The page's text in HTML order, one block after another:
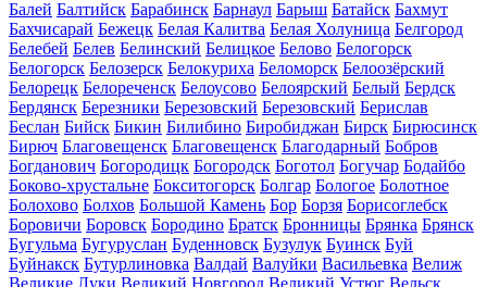
Балей Балтийск Барабинск Барнаул Барыш Батайск Бахмут
Бахчисарай Бежецк Белая Калитва Белая Холуница Белгород
Белебей Белев Белинский Белицкое Белово Белогорск
Белогорск Белозерск Белокуриха Беломорск Белоозёрский
Белорецк Белореченск Белоусово Белоярский Белый Бердск
Бердянск Березники Березовский Березовский Берислав
Беслан Бийск Бикин Билибино Биробиджан Бирск Бирюсинск
Бирюч Благовещенск Благовещенск Благодарный Бобров
Богданович Богородицк Богородск Боготол Богучар Бодайбо
Боково-хрустальне Бокситогорск Болгар Бологое Болотное
Болохово Болхов Большой Камень Бор Борзя Борисоглебск
Боровичи Боровск Бородино Братск Бронницы Брянка Брянск
Бугульма Бугуруслан Буденновск Бузулук Буинск Буй
Буйнакск Бутурлиновка Валдай Валуйки Васильевка Велиж
Великие Луки Великий Новгород Великий Устюг Вельск